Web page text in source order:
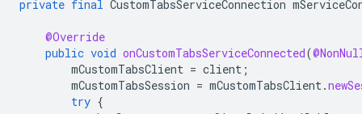
private final CustomTabsServiceConnection
@Override
public void onCustomTabsServiceConnected(
mCustomTabsClient = client ;
mCustomTabsSession = mCustomTabsClient.
try {